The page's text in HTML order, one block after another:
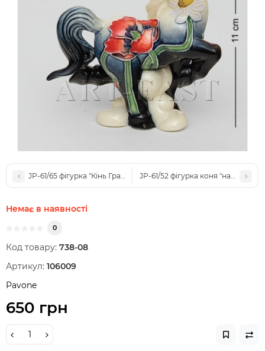
JP-61/65 фігурка "Кінь Грація" (Pavone)JP-61/52 фігурка коня "найкраща
Немає в наявності
0
Код товару: 738-08
Артикул: 106009
Pavone
650 грн